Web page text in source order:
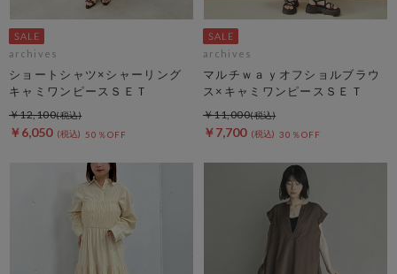
archives
ショートシャツ×シャーリング
キャミワンピースＳＥＴ
￥6,050 50％OFF
￥12,100
archives
マルチｗａｙオフショルブラウ
ス×キャミワンピースＳＥＴ
￥7,700 30％OFF
￥11,000